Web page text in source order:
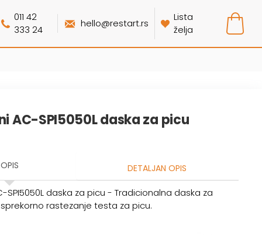
011 42
333 24
hello@restart.rs
Lista
želja
AC-SPI5050L daska za picu
OPIS DETALJAN OPIS
SPI5050L daska za picu - Tradicionalna daska za
rastezanje testa za picu.